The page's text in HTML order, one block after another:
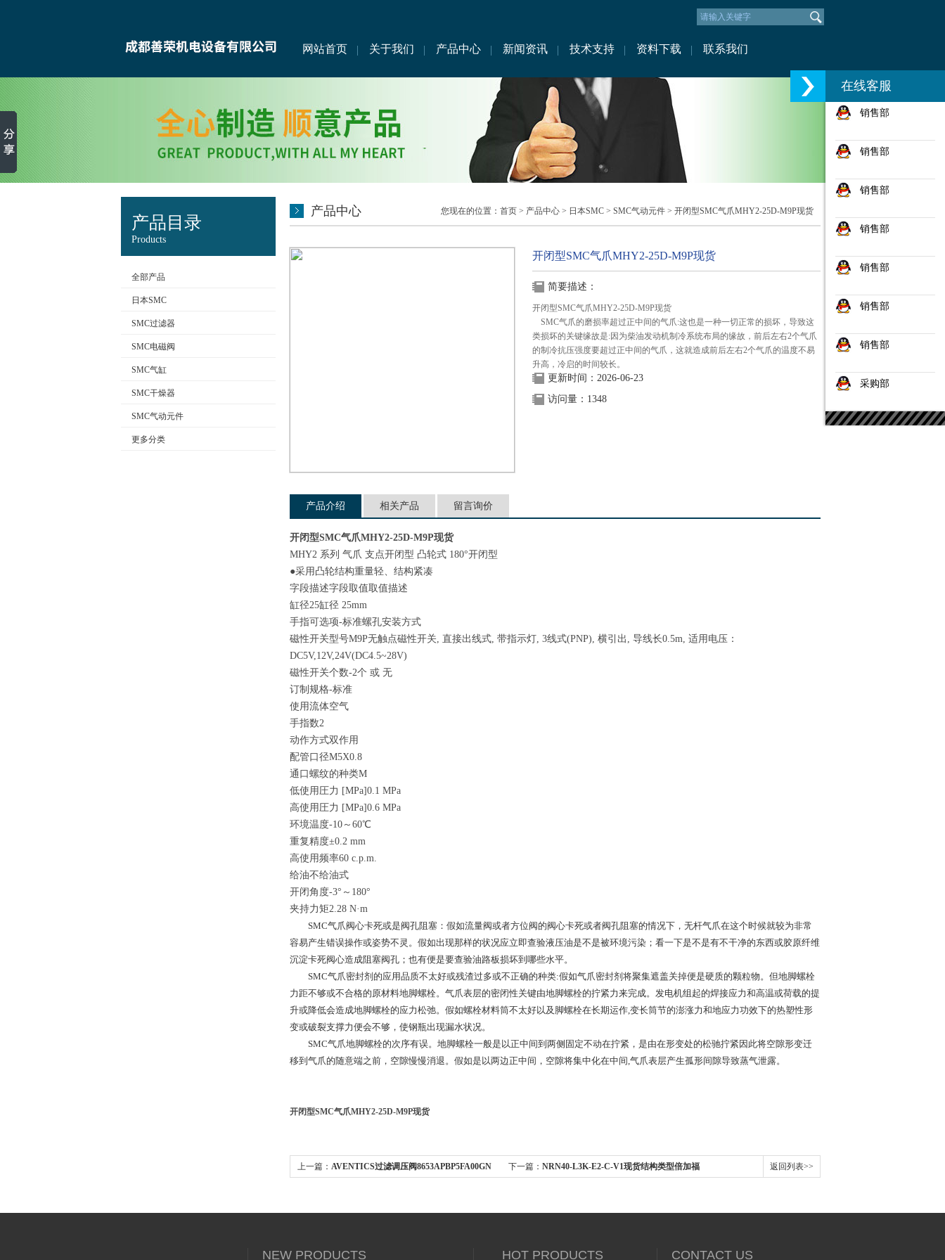
网站首页 关于我们 产品中心 新闻资讯 技术支持 资料下载 联系我们
产品目录
Products
全部产品
日本SMC
SMC过滤器
SMC电磁阀
SMC气缸
SMC干燥器
SMC气动元件
更多分类
产品中心 您现在的位置： 首页 > 产品中心 > 日本SMC > SMC气动元件 > 开闭型SMC气爪MHY2-25D-M9P现货
开闭型SMC气爪MHY2-25D-M9P现货
简要描述：
开闭型SMC气爪MHY2-25D-M9P现货
SMC气爪的磨损率超过正中间的气爪:这也是一种一切正常的损坏，导致这
类损坏的关键缘故是:因为柴油发动机制冷系统布局的缘故，前后左右2个气爪
的制冷抗压强度要超过正中间的气爪，这就造成前后左右2个气爪的温度不易
升高，冷启的时间较长。
更新时间：2026-06-23
访问量：1348
产品介绍 相关产品 留言询价
开闭型SMC气爪MHY2-25D-M9P现货
MHY2 系列 气爪 支点开闭型 凸轮式 180°开闭型
●采用凸轮结构重量轻、结构紧凑
字段描述字段取值取值描述
缸径25缸径 25mm
手指可选项-标准螺孔安装方式
磁性开关型号M9P无触点磁性开关, 直接出线式, 带指示灯, 3线式(PNP), 横引出, 导线长0.5m, 适用电压：
DC5V,12V,24V(DC4.5~28V)
磁性开关个数-2个 或 无
订制规格-标准
使用流体空气
手指数2
动作方式双作用
配管口径M5X0.8
通口螺纹的种类M
低使用圧力 [MPa]0.1 MPa
高使用圧力 [MPa]0.6 MPa
环境温度-10～60℃
重复精度±0.2 mm
高使用频率60 c.p.m.
给油不给油式
开闭角度-3°～180°
夹持力矩2.28 N·m
SMC气爪阀心卡死或是阀孔阻塞：假如流量阀或者方位阀的阀心卡死或者阀孔阻塞的情况下，无杆气爪在这个时候就较为非常
容易产生错误操作或姿势不灵。假如出现那样的状况应立即查验液压油是不是被环境污染；看一下是不是有不干净的东西或胶原纤维
沉淀卡死阀心造成阻塞阀孔；也有便是要查验油路板损坏到哪些水平。
SMC气爪密封剂的应用品质不太好或残渣过多或不正确的种类:假如气爪密封剂将聚集遮盖关掉便是硬质的颗粒物。但地脚螺栓
力距不够或不合格的原材料地脚螺栓。气爪表层的密闭性关键由地脚螺栓的拧紧力来完成。发电机组起的焊接应力和高温或荷载的提
升或降低会造成地脚螺栓的应力松弛。假如螺栓材料筒不太好以及脚螺栓在长期运作,变长筒节的澎涨力和地应力功效下的热塑性形
变或破裂支撑力便会不够，使钢瓶出现漏水状况。
SMC气爪地脚螺栓的次序有误。地脚螺栓一般是以正中间到两侧固定不动在拧紧，是由在形变处的松驰拧紧因此将空隙形变迁
移到气爪的随意端之前，空隙慢慢消退。假如是以两边正中间，空隙将集中化在中间,气爪表层产生孤形间隙导致蒸气泄露。
开闭型SMC气爪MHY2-25D-M9P现货
上一篇： AVENTICS过滤调压阀8653APBP5FA00GN 下一篇： NRN40-L3K-E2-C-V1现货结构类型倍加福 返回列表>>
NEW PRODUCTS HOT PRODUCTS CONTACT US
在线客服
销售部
销售部
销售部
销售部
销售部
销售部
销售部
采购部